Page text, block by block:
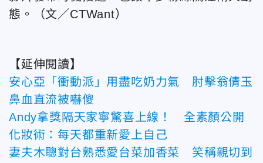
態。
（文／CTWant）
【延伸閱讀】
安心亞「衝動派」用盡吃奶力氣 肘擊翁倩玉
鼻血直流被嚇傻
Andy拿獎隔天家寧驚喜上線！ 全素顏公開
化妝術：每天都重新愛上自己
妻夫木聰對台熟悉愛台菜加香菜 笑稱親切到